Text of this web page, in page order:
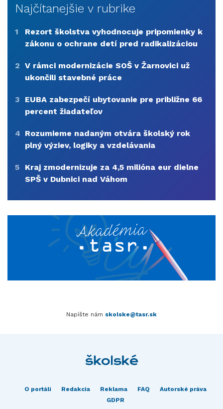
Najčítanejšie v rubrike
1
Rezort školstva vyhodnocuje pripomienky k
zákonu o ochrane detí pred radikalizáciou
2 V rámci modernizácie SOŠ v Žarnovici už
ukončili stavebné práce
3
EUBA zabezpečí ubytovanie pre približne 66
percent žiadateľov
4 Rozumieme nadaným otvára školský rok
plný výziev, logiky a vzdelávania
5
Kraj zmodernizuje za 4,5 milióna eur dielne
SPŠ v Dubnici nad Váhom
Napíšte nám skolske@tasr.sk
O portáli Redakcia Reklama FAQ
Autorské práva
GDPR